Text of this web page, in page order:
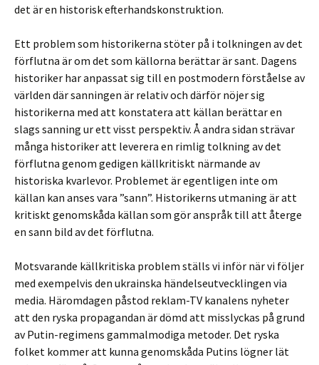
det är en historisk efterhandskonstruktion.
Ett problem som historikerna stöter på i tolkningen av det
förflutna är om det som källorna berättar är sant. Dagens
historiker har anpassat sig till en postmodern förståelse av
världen där sanningen är relativ och därför nöjer sig
historikerna med att konstatera att källan berättar en
slags sanning ur ett visst perspektiv. Å andra sidan strävar
många historiker att leverera en rimlig tolkning av det
förflutna genom gedigen källkritiskt närmande av
historiska kvarlevor. Problemet är egentligen inte om
källan kan anses vara ”sann”. Historikerns utmaning är att
kritiskt genomskåda källan som gör anspråk till att återge
en sann bild av det förflutna.
Motsvarande källkritiska problem ställs vi inför när vi följer
med exempelvis den ukrainska händelseutvecklingen via
media. Häromdagen påstod reklam-TV kanalens nyheter
att den ryska propagandan är dömd att misslyckas på grund
av Putin-regimens gammalmodiga metoder. Det ryska
folket kommer att kunna genomskåda Putins lögner lät